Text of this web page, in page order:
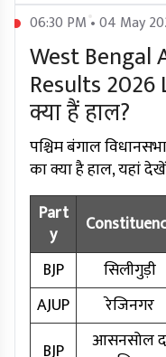
06:30 PM • 04 May
West Bengal
Results
क्या हैं हाल?
पश्चिम बंगाल
का क्या है हाल, यहां
Part
y
BJP
सिलीगुड़ी
AJUP
रेजिनगर
आसनसोल द